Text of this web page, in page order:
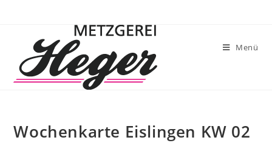
Menü
Wochenkarte Eislingen KW 02